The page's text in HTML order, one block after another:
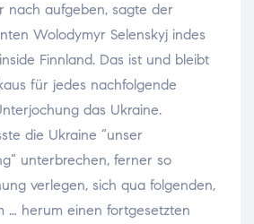
nach aufgeben, sagte der
Wolodymyr Selenskyj indes
Finnland. Das ist und bleibt
für jedes nachfolgende
das Ukraine.
die Ukraine “unser
unterbrechen, ferner so
verlegen, sich qua folgenden,
… herum einen fortgesetzten